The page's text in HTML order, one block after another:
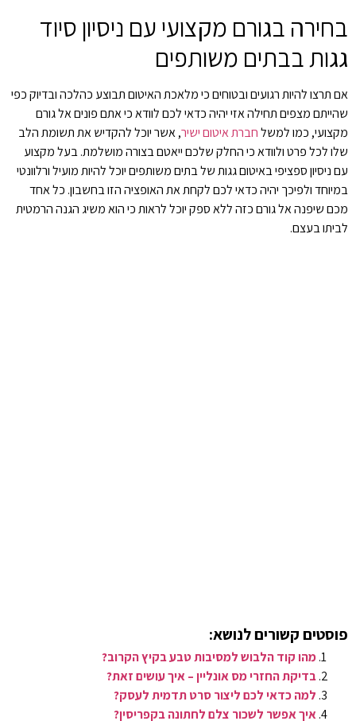
בחירה בגורם מקצועי עם ניסיון סיוד
גגות בבתים משותפים
אם תרצו להיות רגועים ובטוחים כי מלאכת האיטום תבוצע כהלכה ובדיוק כפי
שהייתם מצפים תחילה אזי יהיה כדאי לכם לוודא כי אתם פונים אל גורם
מקצועי, כמו למשלחברת איטום ישיר, אשר יוכל להקדיש את תשומת הלב
שלו לכל פרט ולוודא כי החלק שלכם ייאטם בצורה מושלמת. בעל מקצוע
עם ניסיון ספציפי באיטום גגות של בתים משותפים יוכל להיות מועיל ורלוונטי
במיוחד ולפיכך יהיה כדאי לכם לקחת את האופציה הזו בחשבון. כל אחד
מכם שיפנה אל גורם כזה ללא ספק יוכל לראות כי הוא משיג הגנה הרמטית
לביתו בעצם.
פוסטים קשורים לנושא:
מהו קוד הלבוש למסיבות טבע בקיץ הקרוב?
בדיקת החזרי מס אונליין – איך עושים זאת?
למה כדאי לכם ליצור סרט תדמית לעסק?
איך אפשר לשכור צלם לחתונה בקפריסין?